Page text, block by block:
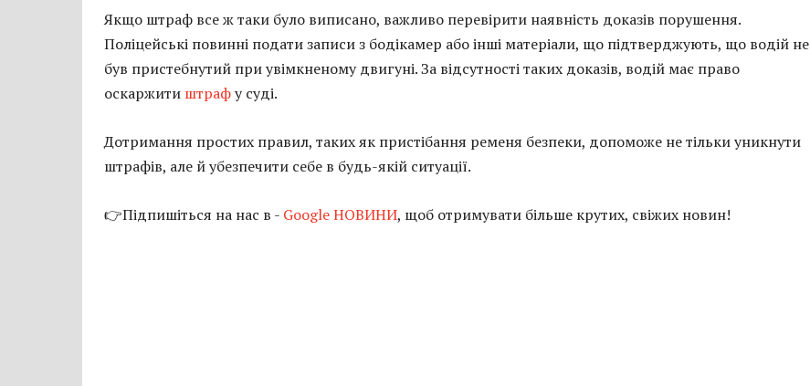
Якщо штраф все ж таки було виписано, важливо перевірити наявність доказів порушення.
Поліцейські повинні подати записи з бодікамер або інші матеріали, що підтверджують, що водій не
був пристебнутий при увімкненому двигуні. За відсутності таких доказів, водій має право
оскаржити штрафу суді.
Дотримання простих правил, таких як пристібання ременя безпеки, допоможе не тільки уникнути
штрафів, але й убезпечити себе в будь-якій ситуації.
👉Підпишіться на нас в - Google НОВИНИ, щоб отримувати більше крутих, свіжих новин!